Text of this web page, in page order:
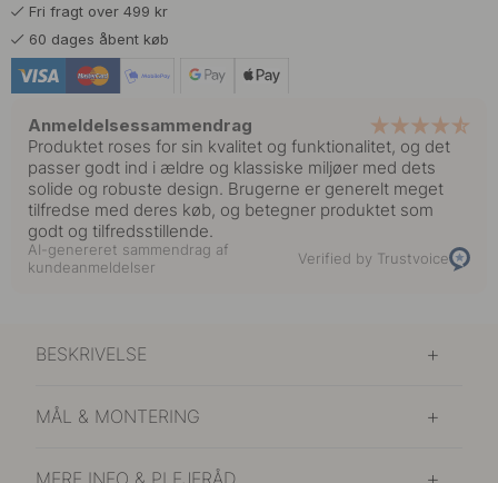
Forniklet
Rustfrit Stål Finish 69 kr
Tin På lager
Fri fragt over 499 kr
60 dages åbent køb
Anmeldelsessammendrag
Produktet roses for sin kvalitet og funktionalitet, og det
passer godt ind i ældre og klassiske miljøer med dets
solide og robuste design. Brugerne er generelt meget
tilfredse med deres køb, og betegner produktet som
godt og tilfredsstillende.
AI-genereret sammendrag af
kundeanmeldelser
Verified by Trustvoice
BESKRIVELSE
MÅL & MONTERING